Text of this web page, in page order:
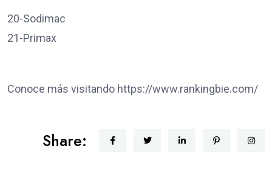
20-Sodimac
21-Primax
Conoce más visitando https://www.rankingbie.com/
Share: